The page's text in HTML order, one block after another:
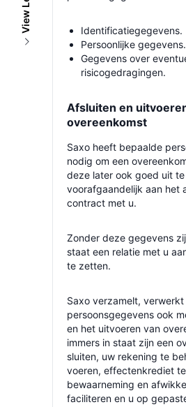
Identificatiegegevens.
Persoonlijke gegevens.
Gegevens over
risicogedragingen.
Afsluiten en
overeenkomst
Saxo heeft bepaalde
nodig om een
deze later ook goed uit
voorafgaandelijk aan het
contract met u.
Zonder deze gegevens
staat een relatie met u
te zetten.
Saxo verzamelt,
persoonsgegevens ook
en het uitvoeren van
immers in staat zijn een
sluiten, uw rekening te
voeren, effectenkrediet
bewaarneming en
faciliteren en u op